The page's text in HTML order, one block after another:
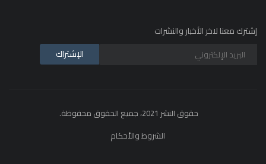
إشترك معنا لاخر الأخبار والنشرات
الإشتراك
حقوق النشر 2021، جميع الحقوق محفوظة.
الشروط والأحكام